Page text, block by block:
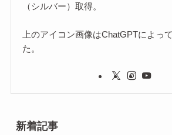
（シルバー）取得。
上のアイコン画像はChatGPTによっ
た。
新着記事